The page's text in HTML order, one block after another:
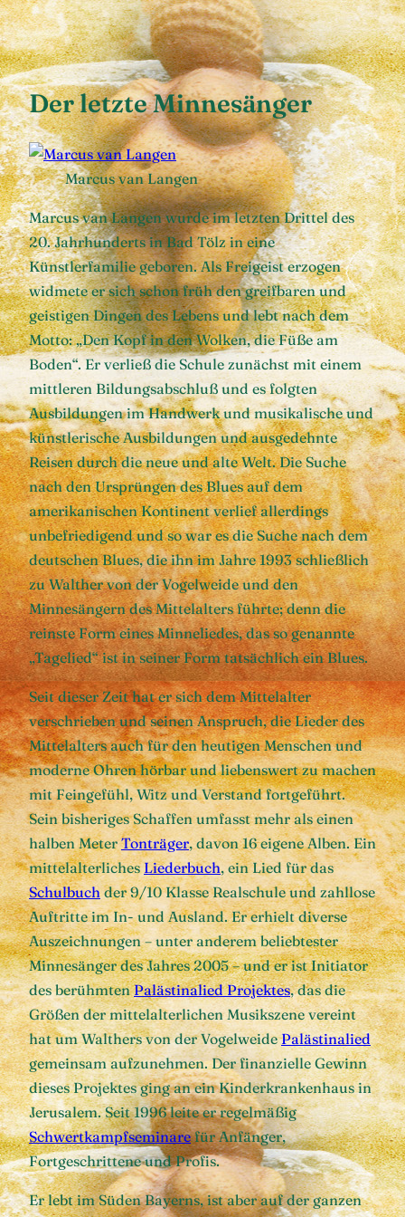
Der letzte Minnesänger
Marcus van Langen
Marcus van Langen wurde im letzten Drittel des
20. Jahrhunderts in Bad Tölz in eine
Künstlerfamilie geboren. Als Freigeist erzogen
widmete er sich schon früh den greifbaren und
geistigen Dingen des Lebens und lebt nach dem
Motto: „Den Kopf in den Wolken, die Füße am
Boden“. Er verließ die Schule zunächst mit einem
mittleren Bildungsabschluß und es folgten
Ausbildungen im Handwerk und musikalische und
künstlerische Ausbildungen und ausgedehnte
Reisen durch die neue und alte Welt. Die Suche
nach den Ursprüngen des Blues auf dem
amerikanischen Kontinent verlief allerdings
unbefriedigend und so war es die Suche nach dem
deutschen Blues, die ihn im Jahre 1993 schließlich
zu Walther von der Vogelweide und den
Minnesängern des Mittelalters führte; denn die
reinste Form eines Minneliedes, das so genannte
„Tagelied“ ist in seiner Form tatsächlich ein Blues.
Seit dieser Zeit hat er sich dem Mittelalter
verschrieben und seinen Anspruch, die Lieder des
Mittelalters auch für den heutigen Menschen und
moderne Ohren hörbar und liebenswert zu machen
mit Feingefühl, Witz und Verstand fortgeführt.
Sein bisheriges Schaffen umfasst mehr als einen
halben MeterTonträger, davon 16 eigene Alben. Ein
mittelalterlichesLiederbuch, ein Lied für das
Schulbuchder 9/10 Klasse Realschule und zahllose
Auftritte im In- und Ausland. Er erhielt diverse
Auszeichnungen – unter anderem beliebtester
Minnesänger des Jahres 2005 – und er ist Initiator
des berühmtenPalästinalied Projektes, das die
Größen der mittelalterlichen Musikszene vereint
hat um Walthers von der VogelweidePalästinalied
gemeinsam aufzunehmen. Der finanzielle Gewinn
dieses Projektes ging an ein Kinderkrankenhaus in
Jerusalem. Seit 1996 leite er regelmäßig
Schwertkampfseminarefür Anfänger,
Fortgeschrittene und Profis.
Er lebt im Süden Bayerns, ist aber auf der ganzen